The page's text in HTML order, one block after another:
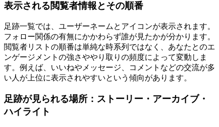
表示される閲覧者情報とその順番
足跡一覧では、ユーザーネームとアイコンが表示されます。
フォロー関係の有無にかかわらず誰が見たかが分かります。
閲覧者リストの順番は単純な時系列ではなく、あなたとのエ
ンゲージメントの強さややり取りの頻度によって変動しま
す。例えば、いいねやメッセージ、コメントなどの交流が多
い人が上位に表示されやすいという傾向があります。
足跡が見られる場所：ストーリー・アーカイブ・
ハイライト